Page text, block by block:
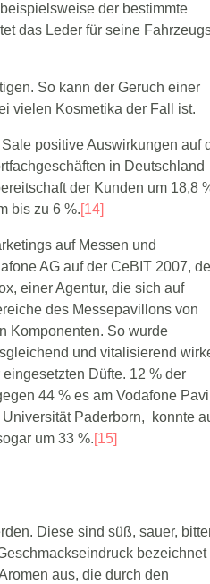
der bestimmte
das Leder für seine
So kann der Geruch einer
vielen Kosmetika der Fall ist.
positive Auswirkungen auf
in Deutschland
der Kunden um 18,8
bis zu 6 %.[14]
auf Messen und
AG auf der CeBIT 2007,
einer Agentur, die sich auf
des Messepavillons von
Komponenten. So wurde
und vitalisierend
Düfte. 12 % der
44 % es am Vodafone
Paderborn, konnte
um 33 %.[15]
Diese sind süß, sauer,
bezeichnet
aus, die durch den